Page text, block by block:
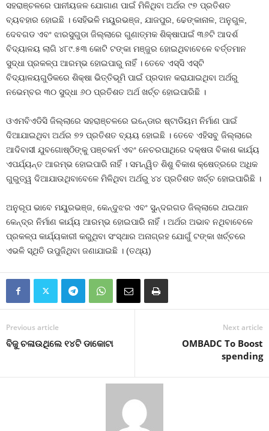
ସହରାଞ୍ଚଳରେ ପାନୀୟଜଳ ଯୋଗାଣ ପାଇଁ ମିଳିଥିବା ଅର୍ଥର ୯୭ ପ୍ରତିଶତ
ବ୍ୟବହାର ହୋଇଛି । ସେହିଭଳି ମୟୁରଭଞ୍ଜ, ଯାଜପୁର, ଢେଙ୍କାନାଳ, ଅନୁଗୁଳ,
ଦେବଗଡ ଏବଂ ଝାରସୁଗୁଡା ଜିଲ୍ଲାରେ ଗୁଣାତ୍ମକ ଶିକ୍ଷାପାଇଁ ୩୬ଟି ଆଦର୍ଶ
ବିଦ୍ୟାଳୟ ଲାଗି ୪୮୯.୫୩ କୋଟି ଟଙ୍କା ମଞ୍ଜୁର ହୋଇଥିବାବେଳେ ବର୍ତ୍ତମାନ
ସୁଦ୍ଧା ପ୍ରକଳ୍ପ ଆରମ୍ଭ ହୋଇପାରୁ ନାହିଁ । ତେବେ ଏସ୍‍ସି ଏସ୍‍ଟି
ବିଦ୍ୟାଳୟଗୁଡିକରେ ଶିକ୍ଷା ଭିତ୍ତିଭୂମି ପାଇଁ ପ୍ରଦାନ କରାଯାଇଥିବା ଅର୍ଥରୁ
ନଭେମ୍ବର ୩୦ ସୁଦ୍ଧା ୬୦ ପ୍ରତିଶତ ଅର୍ଥ ଖର୍ଚ୍ଚ ହୋଇପାରିଛି ।
ଓଏମବିଏଡିସି ଜିଲ୍ଲାରେ ସହରାଞ୍ଚଳରେ ଇନ୍‍ଡୋର ଷ୍ଟାଡିୟମ ନିର୍ମାଣ ପାଇଁ
ଦିଆଯାଇଥିବା ଅର୍ଥର ୭୨ ପ୍ରତିଶତ ବ୍ୟୟ ହୋଇଛି । ତେବେ ଏହିସବୁ ଜିଲ୍ଲାରେ
ଆଦିବାସୀ ଯୁବଗୋଷ୍ଠିଙ୍କୁ ପଞ୍ଚକର୍ମ ଏବଂ ନେଚରପାଥିରେ ଦକ୍ଷତା ବିକାଶ କାର୍ଯ୍ୟ
ଏପର୍ଯ୍ୟନ୍ତ ଆରମ୍ଭ ହୋଇପାରି ନାହିଁ । ସମନ୍ୱିତ ଶିଶୁ ବିକାଶ କ୍ଷେତ୍ରରେ ଅଧିକ
ଗୁରୁତ୍ୱ ଦିଆଯାଉଥିବାବେଳେ ମିଳିଥିବା ଅର୍ଥରୁ ୪୪ ପ୍ରତିଶତ ଖର୍ଚ୍ଚ ହୋଇପାରିଛି ।
ଅନୁରୂପ ଭାବେ ମୟୁରଭଞ୍ଜ, କେନ୍ଦୁଝର ଏବଂ ସୁନ୍ଦରଗଡ ଜିଲ୍ଲାରେ ଥଇଥାନ
କେନ୍ଦ୍ର ନିର୍ମାଣ କାର୍ଯ୍ୟ ଆରମ୍ଭ ହୋଇପାରି ନାହିଁ । ଅର୍ଥର ଅଭାବ ନଥିବାବେଳେ
ପ୍ରକଳ୍ପ କାର୍ଯ୍ୟକାରୀ କରୁଥିବା ସଂସ୍ଥାର ଅନାଗ୍ରହ ଯୋଗୁଁ ଟଙ୍କା ଖର୍ଚ୍ଚରେ
ଏଭଳି ସ୍ଥିତି ଉପୁଜିଥିବା ଜଣାଯାଇଛି । (ତଥ୍ୟ)
Previous article
ବିଜୁ ଚଳାଉଥିଲେ ୧୪ଟି ଡାକୋଟା
Next article
OMBADC To Boost
spending